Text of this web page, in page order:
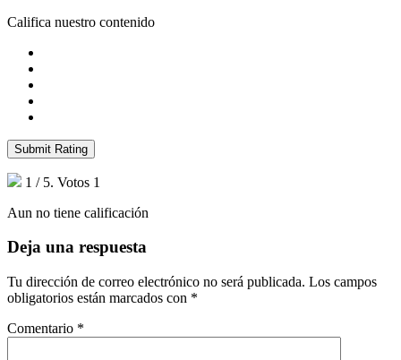
Califica nuestro contenido
Submit Rating
1 / 5. Votos 1
Aun no tiene calificación
Deja una respuesta
Tu dirección de correo electrónico no será publicada. Los campos
obligatorios están marcados con *
Comentario *